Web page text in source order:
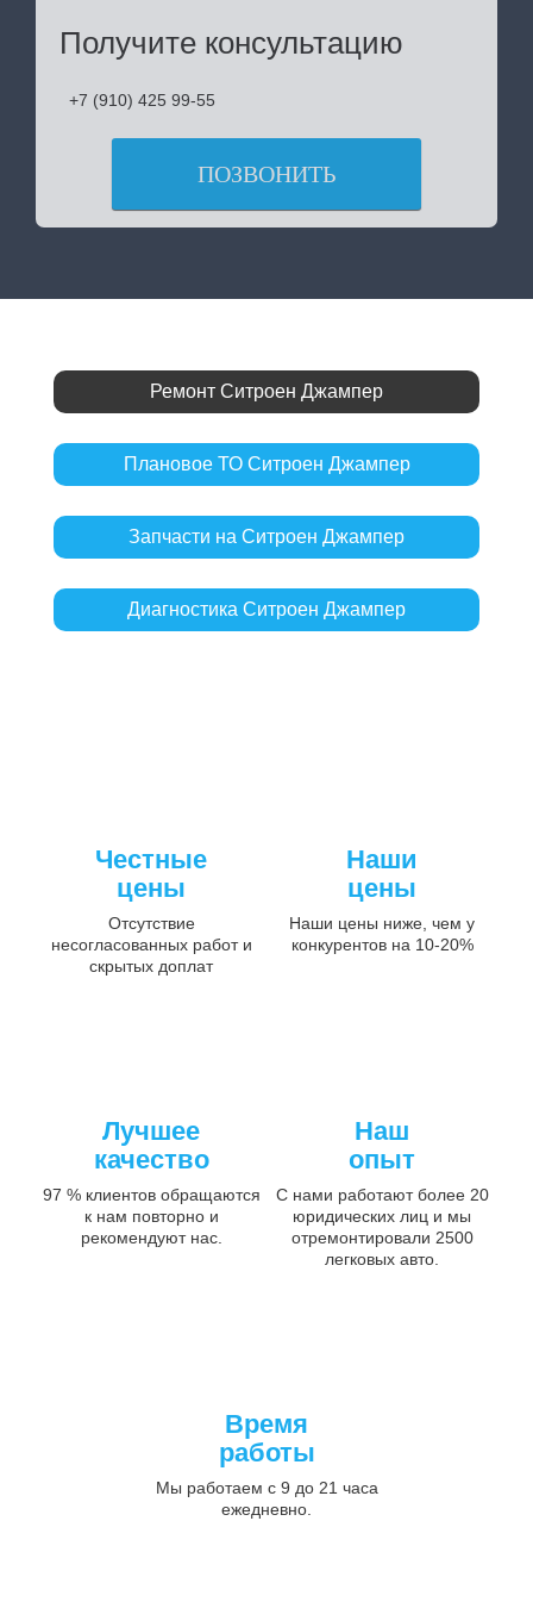
Получите консультацию
+7 (910) 425 99-55
ПОЗВОНИТЬ
Ремонт Ситроен Джампер
Плановое ТО Ситроен Джампер
Запчасти на Ситроен Джампер
Диагностика Ситроен Джампер
Честные
цены
Отсутствие
несогласованных работ и
скрытых доплат
Наши
цены
Наши цены ниже, чем у
конкурентов на 10-20%
Лучшее
качество
97 % клиентов обращаются
к нам повторно и
рекомендуют нас.
Наш
опыт
С нами работают более 20
юридических лиц и мы
отремонтировали 2500
легковых авто.
Время
работы
Мы работаем с 9 до 21 часа
ежедневно.